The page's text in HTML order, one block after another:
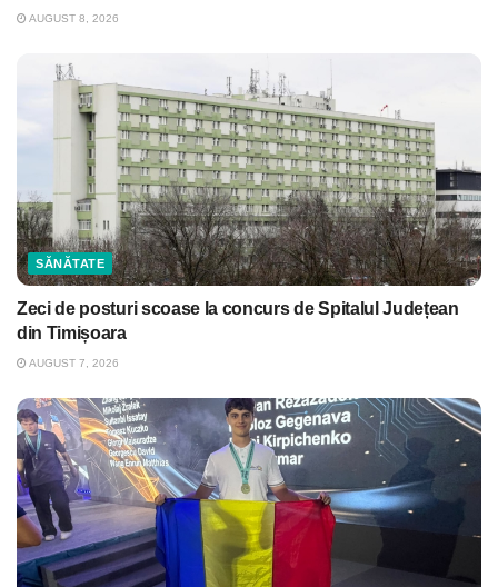
AUGUST 8, 2026
SĂNĂTATE
Zeci de posturi scoase la concurs de Spitalul Județean
din Timișoara
AUGUST 7, 2026